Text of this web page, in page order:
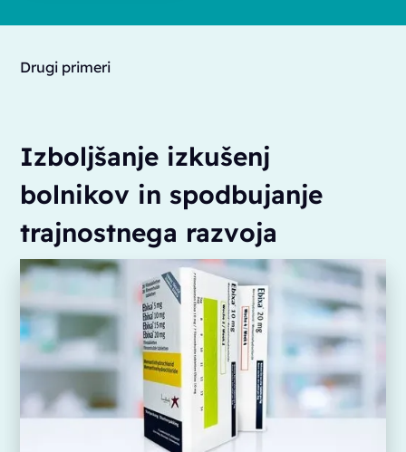
Drugi primeri
Izboljšanje izkušenj
bolnikov in spodbujanje
trajnostnega razvoja